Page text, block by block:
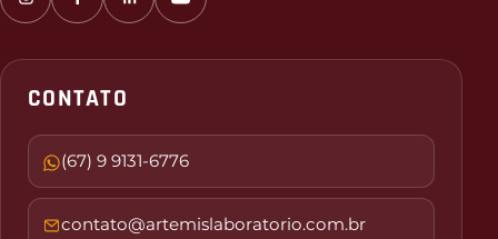
CONTATO
(67) 9 9131-6776
contato@artemislaboratorio.com.br